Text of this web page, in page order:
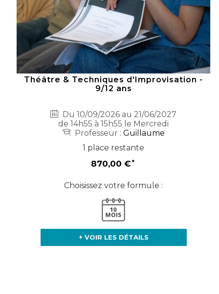
Théâtre & Techniques d'Improvisation -
9/12 ans
Du 10/09/2026 au 21/06/2027
de 14h55 à 15h55 le Mercredi
Professeur : Guillaume
1 place restante
870,00 €
Choisissez votre formule :
+ VOIR LES DÉTAILS